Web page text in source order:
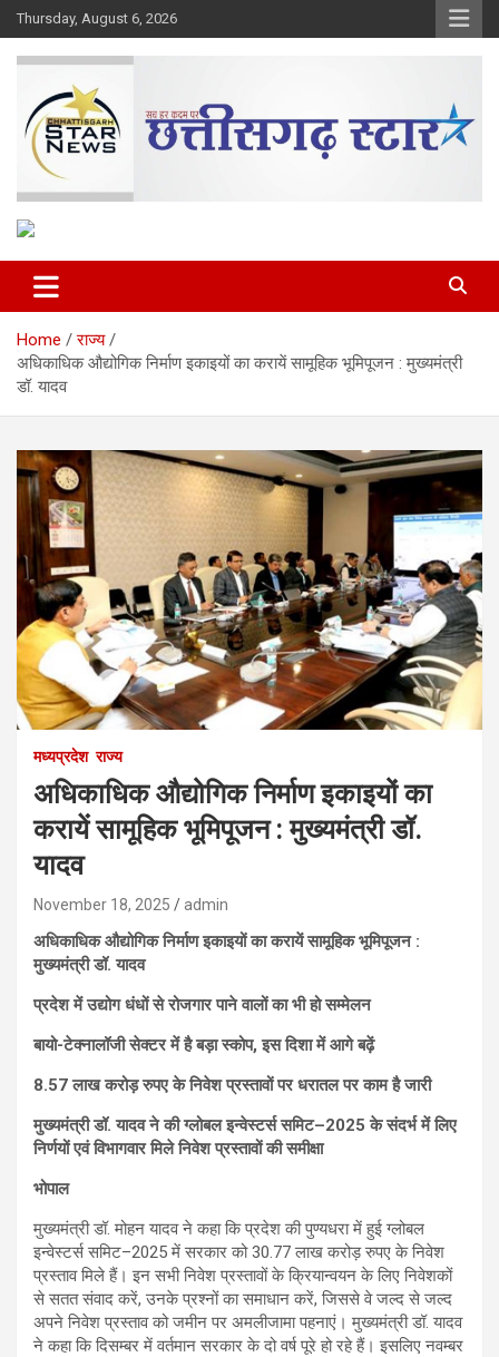
Skip
to
content
Thursday, August 6, 2026
Chhattisgarh Star
Home
राज्य
अधिकाधिक औद्योगिक निर्माण इकाइयों का करायें सामूहिक भूमिपूजन : मुख्यमंत्री
डॉ. यादव
मध्यप्रदेश राज्य
अधिकाधिक औद्योगिक निर्माण इकाइयों का
करायें सामूहिक भूमिपूजन : मुख्यमंत्री डॉ.
यादव
November 18, 2025 admin
अधिकाधिक औद्योगिक निर्माण इकाइयों का करायें सामूहिक भूमिपूजन :
मुख्यमंत्री डॉ. यादव
प्रदेश में उद्योग धंधों से रोजगार पाने वालों का भी हो सम्मेलन
बायो-टेक्नालॉजी सेक्टर में है बड़ा स्कोप, इस दिशा में आगे बढ़ें
8.57 लाख करोड़ रुपए के निवेश प्रस्तावों पर धरातल पर काम है जारी
मुख्यमंत्री डॉ. यादव ने की ग्लोबल इन्वेस्टर्स समिट–2025 के संदर्भ में लिए
निर्णयों एवं विभागवार मिले निवेश प्रस्तावों की समीक्षा
भोपाल
मुख्यमंत्री डॉ. मोहन यादव ने कहा कि प्रदेश की पुण्यधरा में हुई ग्लोबल
इन्वेस्टर्स समिट–2025 में सरकार को 30.77 लाख करोड़ रुपए के निवेश
प्रस्ताव मिले हैं। इन सभी निवेश प्रस्तावों के क्रियान्वयन के लिए निवेशकों
से सतत संवाद करें, उनके प्रश्नों का समाधान करें, जिससे वे जल्द से जल्द
अपने निवेश प्रस्ताव को जमीन पर अमलीजामा पहनाएं। मुख्यमंत्री डॉ. यादव
ने कहा कि दिसम्बर में वर्तमान सरकार के दो वर्ष पूरे हो रहे हैं। इसलिए नवम्बर